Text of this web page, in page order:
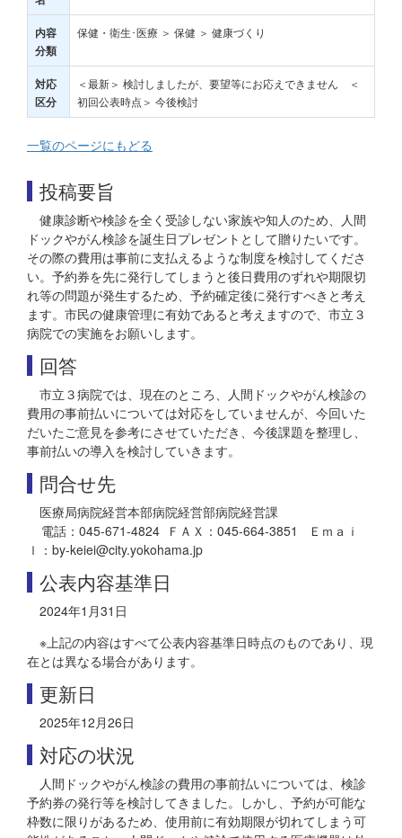
内容
分類
保健・衛生･医療 ＞ 保健 ＞ 健康づくり
対応
区分
＜最新＞ 検討しましたが、要望等にお応えできません ＜
初回公表時点＞ 今後検討
一覧のページにもどる
投稿要旨
健康診断や検診を全く受診しない家族や知人のため、人間
ドックやがん検診を誕生日プレゼントとして贈りたいです。
その際の費用は事前に支払えるような制度を検討してくださ
い。予約券を先に発行してしまうと後日費用のずれや期限切
れ等の問題が発生するため、予約確定後に発行すべきと考え
ます。市民の健康管理に有効であると考えますので、市立３
病院での実施をお願いします。
回答
市立３病院では、現在のところ、人間ドックやがん検診の
費用の事前払いについては対応をしていませんが、今回いた
だいたご意見を参考にさせていただき、今後課題を整理し、
事前払いの導入を検討していきます。
問合せ先
医療局病院経営本部病院経営部病院経営課
電話：045-671-4824 ＦＡＸ：045-664-3851 Ｅｍａｉ
ｌ：by-keiei@city.yokohama.jp
公表内容基準日
2024年1月31日
※上記の内容はすべて公表内容基準日時点のものであり、現
在とは異なる場合があります。
更新日
2025年12月26日
対応の状況
人間ドックやがん検診の費用の事前払いについては、検診
予約券の発行等を検討してきました。しかし、予約が可能な
枠数に限りがあるため、使用前に有効期限が切れてしまう可